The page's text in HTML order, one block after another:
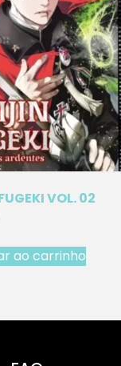
VOL. 02
ao carrinho